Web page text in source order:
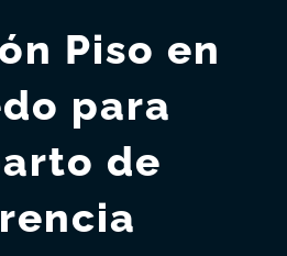
Piso en
para
de